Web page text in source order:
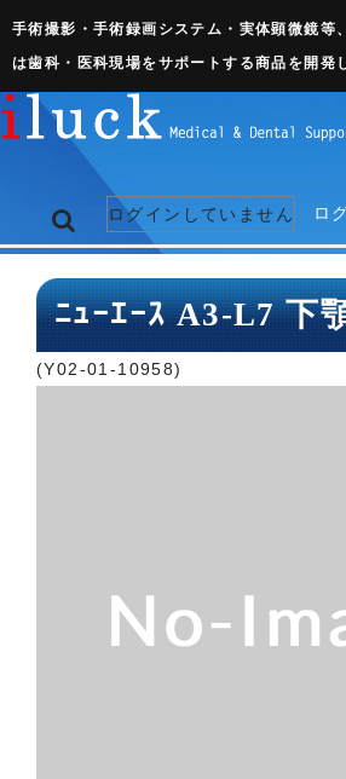
手術撮影・手術録画システム・実体顕微鏡等
は歯科・医科現場をサポートする商品を開発
ログインしていません ロ
トップページ
お問い合わせ
ﾆｭｰｴｰｽ A3-L7 下
(Y02-01-10958)